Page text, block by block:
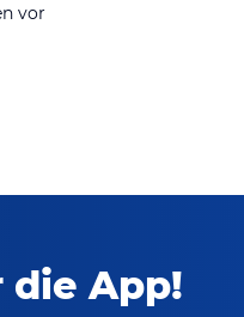
vor
die App!